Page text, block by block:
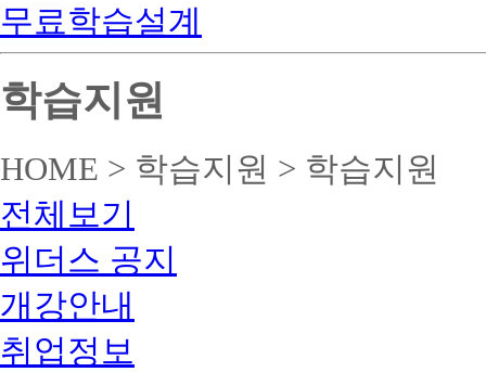
무료학습설계
학습지원
HOME > 학습지원 > 학습지원
전체보기
위더스 공지
개강안내
취업정보